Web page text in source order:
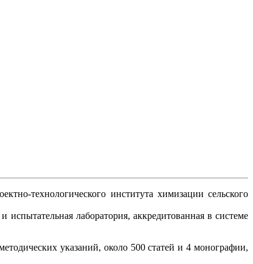
технологического института химизации сельского
испытательная лаборатория, аккредитованная в системе
указаний, около 500 статей и 4 монографии,